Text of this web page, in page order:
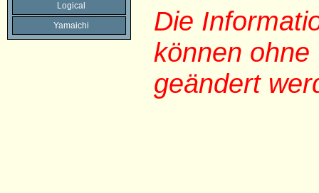
Logical
Yamaichi
Die
können
geändert